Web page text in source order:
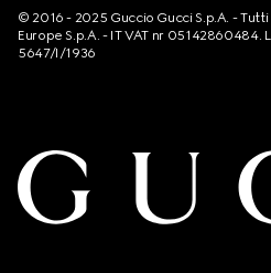
© 2016 - 2025 Guccio Gucci S.p.A. -
Europe S.p.A. - IT VAT nr 05142860484.
5647/I/1936